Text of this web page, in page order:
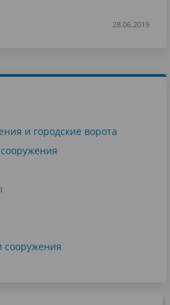
28.06.2019
и городские ворота